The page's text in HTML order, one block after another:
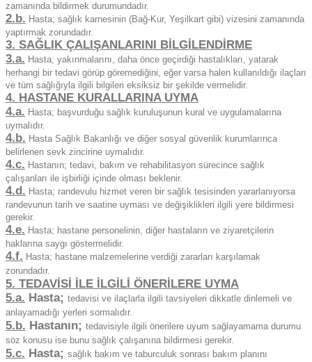
zamanında bildirmek durumundadır.
2.b. Hasta; sağlık karnesinin (Bağ-Kur, Yeşilkart gibi) vizesini zamanında
yaptırmak zorundadır.
3. SAĞLIK ÇALIŞANLARINI BİLGİLENDİRME
3.a. Hasta; yakınmalarını, daha önce geçirdiği hastalıkları, yatarak
herhangi bir tedavi görüp göremediğini, eğer varsa halen kullanıldığı ilaçları
ve tüm sağlığıyla ilgili bilgileri eksiksiz bir şekilde vermelidir.
4. HASTANE KURALLARINA UYMA
4.a. Hasta; başvurduğu sağlık kuruluşunun kural ve uygulamalarına
uymalıdır.
4.b. Hasta Sağlık Bakanlığı ve diğer sosyal güvenlik kurumlarınca
belirlenen sevk zincirine uymalıdır.
4.c. Hastanın; tedavi, bakım ve rehabilitasyon sürecince sağlık
çalışanları ile işbirliği içinde olması beklenir.
4.d. Hasta; randevulu hizmet veren bir sağlık tesisinden yararlanıyorsa
randevunun tarih ve saatine uyması ve değişiklikleri ilgili yere bildirmesi
gerekir.
4.e. Hasta; hastane personelinin, diğer hastaların ve ziyaretçilerin
haklarına saygı göstermelidir.
4.f. Hasta; hastane malzemelerine verdiği zararları karşılamak
zorundadır.
5. TEDAVİSİ İLE İLGİLİ ÖNERİLERE UYMA
5.a. Hasta; tedavisi ve ilaçlarla ilgili tavsiyeleri dikkatle dinlemeli ve
anlayamadığı yerleri sormalıdır.
5.b. Hastanın; tedavisiyle ilgili önerilere uyum sağlayamama durumu
söz konusu ise bunu sağlık çalışanına bildirmesi gerekir.
5.c. Hasta; sağlık bakım ve taburculuk sonrası bakım planını